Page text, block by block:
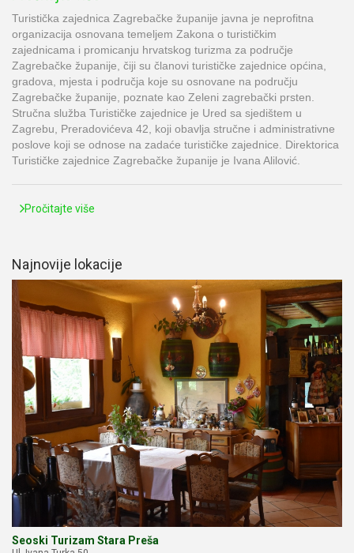
Turistička zajednica Zagrebačke županije javna je neprofitna
organizacija osnovana temeljem Zakona o turističkim
zajednicama i promicanju hrvatskog turizma za područje
Zagrebačke županije, čiji su članovi turističke zajednice općina,
gradova, mjesta i područja koje su osnovane na području
Zagrebačke županije, poznate kao Zeleni zagrebački prsten.
Stručna služba Turističke zajednice je Ured sa sjedištem u
Zagrebu, Preradovićeva 42, koji obavlja stručne i administrativne
poslove koji se odnose na zadaće turističke zajednice. Direktorica
Turističke zajednice Zagrebačke županije je Ivana Alilović.
Pročitajte više
Najnovije lokacije
Seoski Turizam Stara Preša